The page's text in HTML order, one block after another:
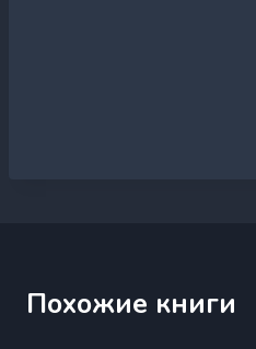
Похожие книги